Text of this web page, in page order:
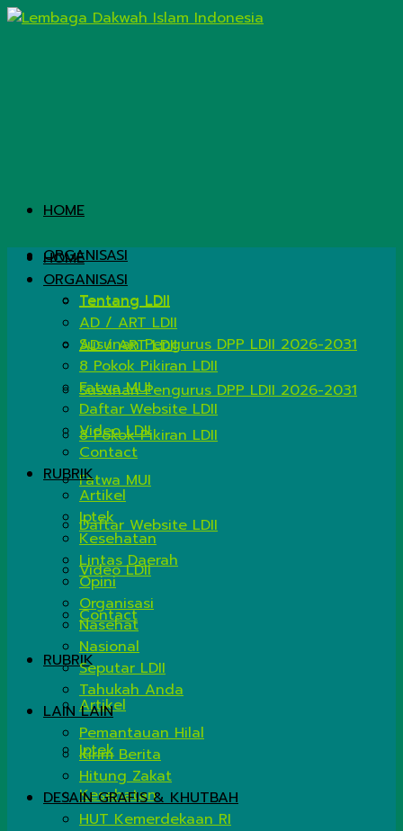
HOME
ORGANISASI
Tentang LDII
AD / ART LDII
Susunan Pengurus DPP LDII 2026-2031
8 Pokok Pikiran LDII
Fatwa MUI
Daftar Website LDII
Video LDII
Contact
RUBRIK
Artikel
Iptek
Kesehatan
HOME
ORGANISASI
Tentang LDII
AD / ART LDII
Susunan Pengurus DPP LDII 2026-2031
8 Pokok Pikiran LDII
Fatwa MUI
Daftar Website LDII
Video LDII
Contact
RUBRIK
Artikel
Iptek
Kesehatan
Lintas Daerah
Opini
Organisasi
Nasehat
Nasional
Seputar LDII
Tahukah Anda
LAIN LAIN
Pemantauan Hilal
Kirim Berita
Hitung Zakat
DESAIN GRAFIS & KHUTBAH
HUT Kemerdekaan RI